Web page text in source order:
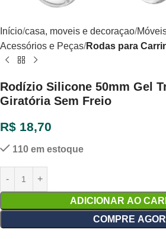
Início casa, moveis e decoraçao
Acessórios e Peças Rodas para
Rodízio Silicone 50mm Gel
Giratória Sem Freio
R$ 18,70
110 em estoque
ADICIONAR AO
COMPRE